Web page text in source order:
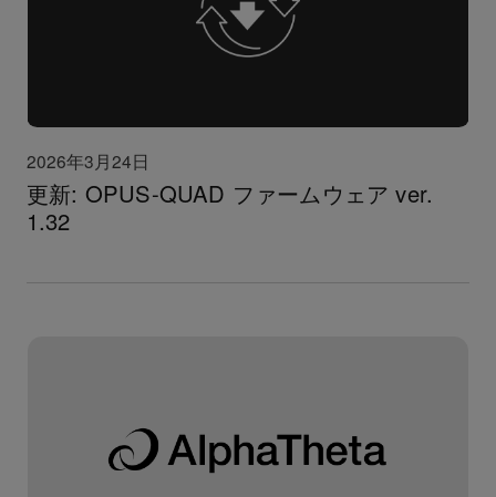
2026年3月24日
更新: OPUS-QUAD ファームウェア ver.
1.32